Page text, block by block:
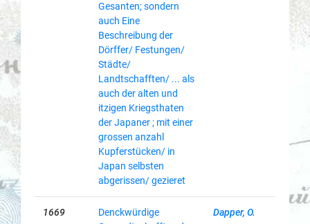
Gesanten; sondern
auch Eine
Beschreibung der
Dörffer/ Festungen/
Städte/
Landtschafften/ ... als
auch der alten und
itzigen Kriegsthaten
der Japaner ; mit einer
grossen anzahl
Kupferstücken/ in
Japan selbsten
abgerissen/ gezieret
1669
Denckwürdige
Dapper, O.